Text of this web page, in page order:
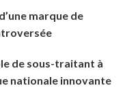
marque de
de sous-traitant à
nationale innovante